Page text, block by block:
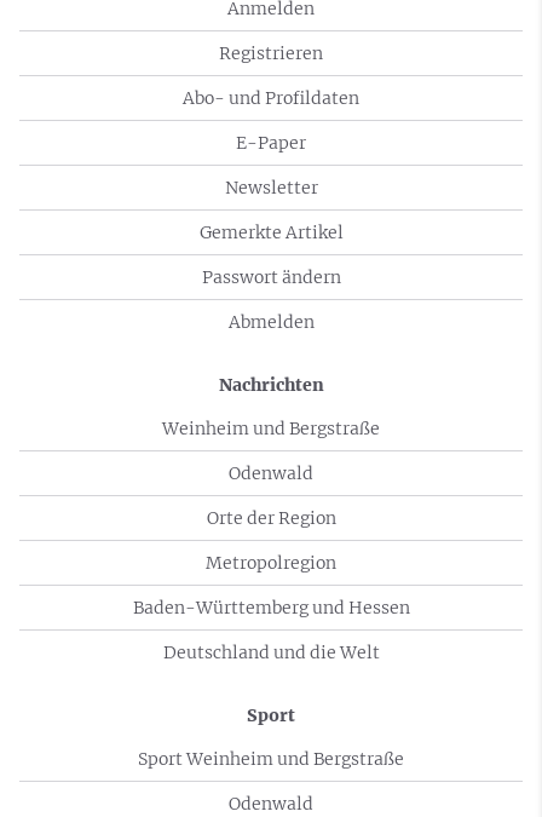
Anmelden
Registrieren
Abo- und Profildaten
E-Paper
Newsletter
Gemerkte Artikel
Passwort ändern
Abmelden
Nachrichten
Weinheim und Bergstraße
Odenwald
Orte der Region
Metropolregion
Baden-Württemberg und Hessen
Deutschland und die Welt
Sport
Sport Weinheim und Bergstraße
Odenwald